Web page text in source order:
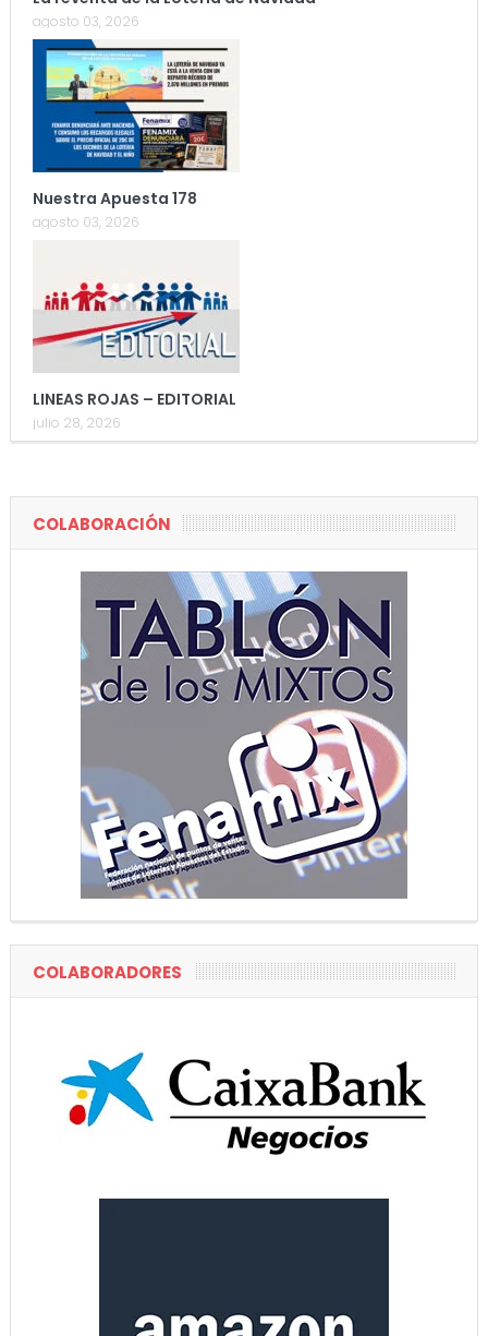
agosto 03, 2026
Nuestra Apuesta 178
agosto 03, 2026
LINEAS ROJAS – EDITORIAL
julio 28, 2026
COLABORACIÓN
COLABORADORES